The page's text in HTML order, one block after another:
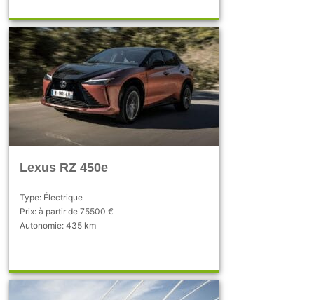
Lexus RZ 450e
Type: Électrique
Prix: à partir de 75500 €
Autonomie: 435 km